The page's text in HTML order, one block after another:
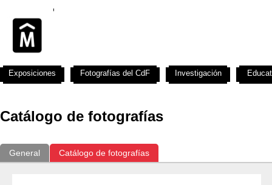
Catálogo de fotografías
General Catálogo de fotografías
Exposiciones Fotografías del CdF Investigación